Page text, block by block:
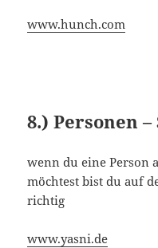
www.hunch.com
8.) Personen
wenn du eine Person
möchtest bist du auf
richtig
www.yasni.de